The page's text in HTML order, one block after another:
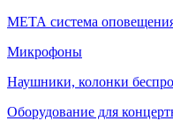
МЕТА система
Микрофоны
Наушники, колонки
Оборудование для